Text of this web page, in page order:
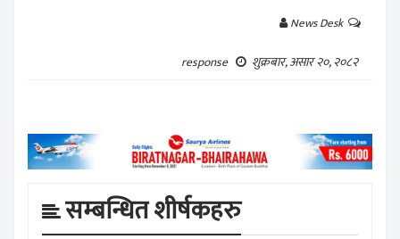
News Desk
response
शुक्रबार, असार २०, २०८२
सम्बन्धित शीर्षकहरु